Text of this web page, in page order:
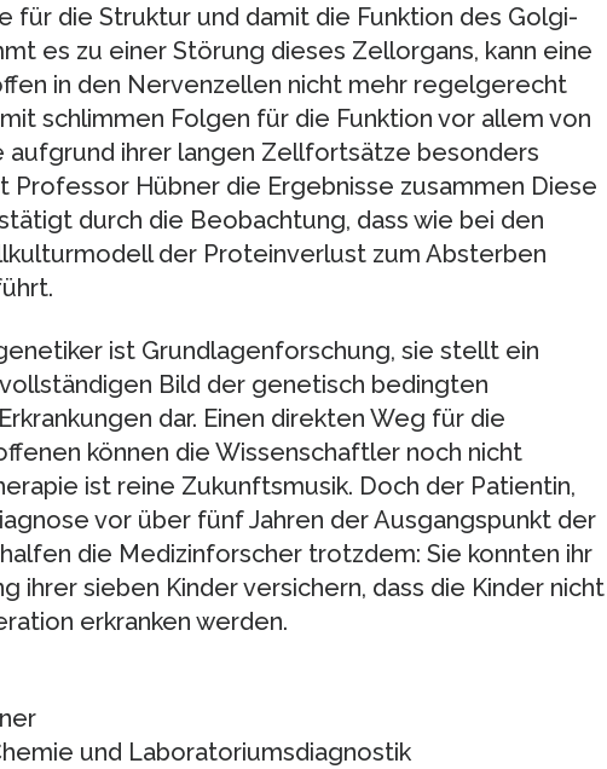
für die Struktur und damit die Funktion des Golgi-
es zu einer Störung dieses Zellorgans, kann eine
in den Nervenzellen nicht mehr regelgerecht
schlimmen Folgen für die Funktion vor allem von
aufgrund ihrer langen Zellfortsätze besonders
Professor Hübner die Ergebnisse zusammen Diese
durch die Beobachtung, dass wie bei den
der Proteinverlust zum Absterben
ist Grundlagenforschung, sie stellt ein
Bild der genetisch bedingten
dar. Einen direkten Weg für die
können die Wissenschaftler noch nicht
ist reine Zukunftsmusik. Doch der Patientin,
vor über fünf Jahren der Ausgangspunkt der
die Medizinforscher trotzdem: Sie konnten ihr
ihrer sieben Kinder versichern, dass die Kinder nicht
erkranken werden.
und Laboratoriumsdiagnostik